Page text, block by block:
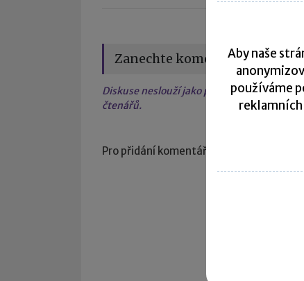
Zanechte komentář
Diskuse neslouží jako právní, daňová či
čtenářů.
Pro přidání komentáře se
Aby naše
používáme
reklamních